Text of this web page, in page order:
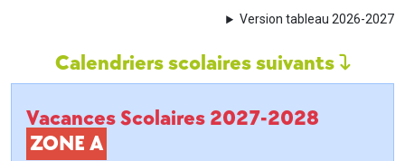
Version tableau 2026-2027
Calendriers scolaires suivants
Vacances Scolaires 2027-2028
ZONE A